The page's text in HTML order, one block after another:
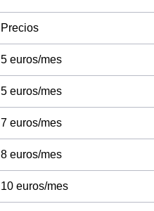
Precios
5 euros/mes
5 euros/mes
7 euros/mes
8 euros/mes
10 euros/mes